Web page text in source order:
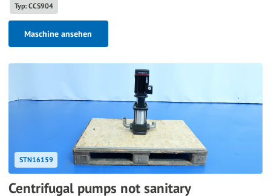
Typ: CCS904
Maschine ansehen
STN16159
Centrifugal pumps not sanitary